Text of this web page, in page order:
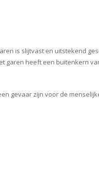
is slijtvast en uitstekend
garen heeft een buitenkern
gevaar zijn voor de